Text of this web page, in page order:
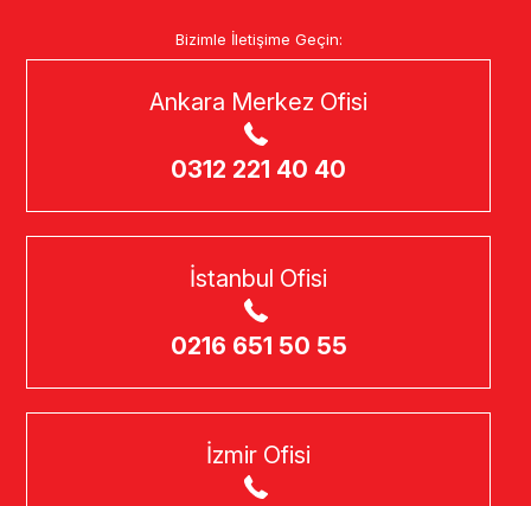
Bizimle İletişime Geçin:
Ankara Merkez Ofisi
0312 221 40 40
İstanbul Ofisi
0216 651 50 55
İzmir Ofisi